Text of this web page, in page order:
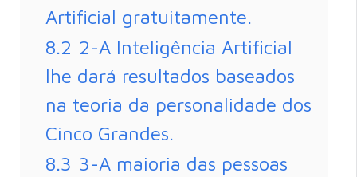
Artificial gratuitamente.
8.2 2-A Inteligência Artificial
lhe dará resultados baseados
na teoria da personalidade dos
Cinco Grandes.
8.3 3-A maioria das pessoas